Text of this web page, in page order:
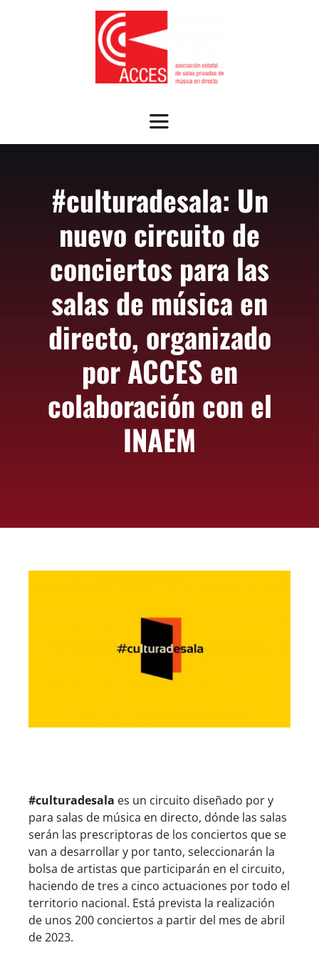
Toggle
Navigation
OFRECEMOS
GUÍA SALAS ASOCIADAS
ASOCIARSE + INFO
#culturadesala: Un
nuevo circuito de
conciertos para las
salas de música en
directo, organizado
por ACCES en
colaboración con el
INAEM
#culturadesala es un circuito diseñado por y
para salas de música en directo, dónde las salas
serán las prescriptoras de los conciertos que se
van a desarrollar y por tanto, seleccionarán la
bolsa de artistas que participarán en el circuito,
haciendo de tres a cinco actuaciones por todo el
territorio nacional. Está prevista la realización
de unos 200 conciertos a partir del mes de abril
de 2023.